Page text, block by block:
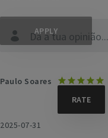
Dá a tua opinião...
Paulo Soares
2025-07-31